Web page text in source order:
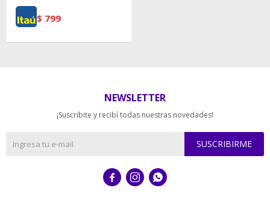
$ 799
NEWSLETTER
¡Suscribite y recibí todas nuestras novedades!
SUSCRIBIRME
  